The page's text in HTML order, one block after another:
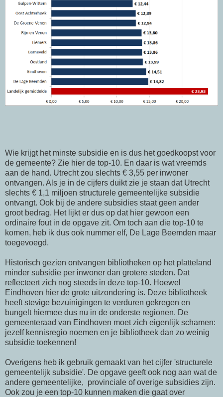
Wie krijgt het minste subsidie en is dus het goedkoopst voor
de gemeente? Zie hier de top-10. En daar is wat vreemds
aan de hand. Utrecht zou slechts € 3,55 per inwoner
ontvangen. Als je in de cijfers duikt zie je staan dat Utrecht
slechts € 1,1 miljoen structurele gemeentelijke subsidie
ontvangt. Ook bij de andere subsidies staat geen ander
groot bedrag. Het lijkt er dus op dat hier gewoon een
ordinaire fout in de opgave zit. Om toch aan die top-10 te
komen, heb ik dus ook nummer elf, De Lage Beemden maar
toegevoegd.
Historisch gezien ontvangen bibliotheken op het platteland
minder subsidie per inwoner dan grotere steden. Dat
reflecteert zich nog steeds in deze top-10. Hoewel
Eindhoven hier de grote uitzondering is. Deze bibliotheek
heeft stevige bezuinigingen te verduren gekregen en
bungelt hiermee dus nu in de onderste regionen. De
gemeenteraad van Eindhoven moet zich eigenlijk schamen:
jezelf kennisregio noemen en je bibliotheek dan zo weinig
subsidie toekennen!
Overigens heb ik gebruik gemaakt van het cijfer 'structurele
gemeentelijk subsidie'. De opgave geeft ook nog aan wat de
andere gemeentelijke, provinciale of overige subsidies zijn.
Ook zou je een top-10 kunnen maken die gaat over